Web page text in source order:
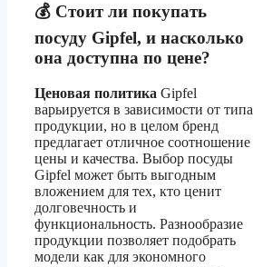
💰 Стоит ли покупать
посуду Gipfel, и насколько
она доступна по цене?
Ценовая политика Gipfel
варьируется в зависимости от типа
продукции, но в целом бренд
предлагает отличное соотношение
цены и качества. Выбор посуды
Gipfel может быть выгодным
вложением для тех, кто ценит
долговечность и
функциональность. Разнообразие
продукции позволяет подобрать
модели как для экономного